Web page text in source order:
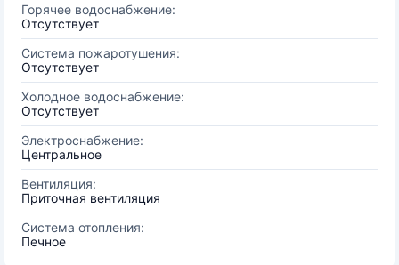
Горячее водоснабжение:
Отсутствует
Система пожаротушения:
Отсутствует
Холодное водоснабжение:
Отсутствует
Электроснабжение:
Центральное
Вентиляция:
Приточная вентиляция
Система отопления:
Печное